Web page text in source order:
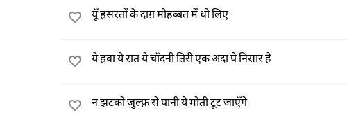
यूँ हसरतों के दाग़ मोहब्बत में धो लिए
ये हवा ये रात ये चाँदनी तिरी एक अदा पे निसार है
न झटको ज़ुल्फ़ से पानी ये मोती टूट जाएँगे